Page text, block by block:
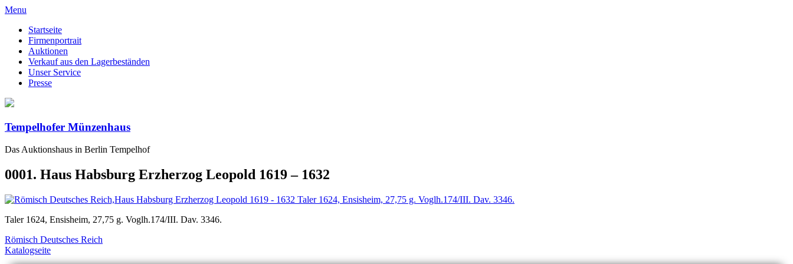
Menu
Startseite
Firmenportrait
Auktionen
Verkauf aus den Lagerbeständen
Unser Service
Presse
Tempelhofer Münzenhaus
Das Auktionshaus in Berlin Tempelhof
0001. Haus Habsburg Erzherzog Leopold 1619 – 1632
Taler 1624, Ensisheim, 27,75 g. Voglh.174/III. Dav. 3346.
Römisch Deutsches Reich
Katalogseite